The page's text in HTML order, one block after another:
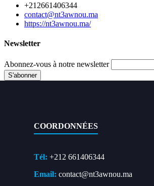
+212661406344
contact@nt3awnou.ma
https://nt3awnou.ma/
Newsletter
Abonnez-vous à notre newsletter
COORDONNÉES
Tél: +212 661406344
Email: contact@nt3awnou.ma